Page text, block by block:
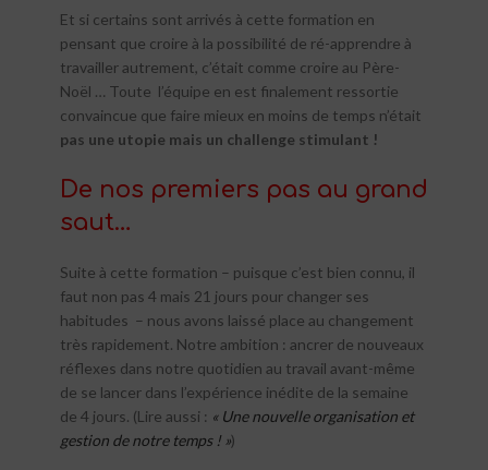
Et si certains sont arrivés à cette formation en
pensant que croire à la possibilité de ré-apprendre à
travailler autrement, c’était comme croire au Père-
Noël … Toute l’équipe en est finalement ressortie
convaincue que faire mieux en moins de temps n’était
pas une utopie mais un challenge stimulant !
De nos premiers pas au grand
saut…
Suite à cette formation – puisque c’est bien connu, il
faut non pas 4 mais 21 jours pour changer ses
habitudes – nous avons laissé place au changement
très rapidement. Notre ambition : ancrer de nouveaux
réflexes dans notre quotidien au travail avant-même
de se lancer dans l’expérience inédite de la semaine
de 4 jours. (Lire aussi : « Une nouvelle organisation et
gestion de notre temps ! »)